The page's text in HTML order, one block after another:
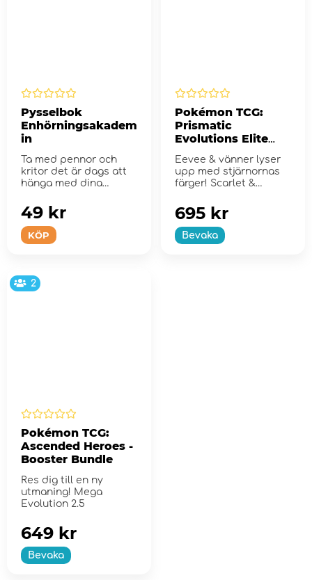
Pysselbok
Enhörningsakadem
in
Ta med pennor och
kritor det är dags att
hänga med dina
KÖP
49 kr
Pokémon TCG:
Prismatic
Evolutions Elite
Trainer Box
Eevee & vänner lyser
upp med stjärnornas
färger! Scarlet &
Bevaka
695 kr
2
Pokémon TCG:
Ascended Heroes -
Booster Bundle
Res dig till en ny
utmaning! Mega
Evolution 2.5
Bevaka
649 kr